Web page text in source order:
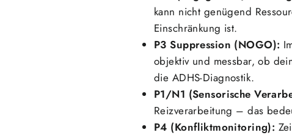
kann nicht genügend
Einschränkung ist.
P3 Suppression (NOGO):
objektiv und messbar, ob
die ADHS-Diagnostik.
P1/N1 (Sensorische
Reizverarbeitung – das
P4 (Konfliktmonitoring):